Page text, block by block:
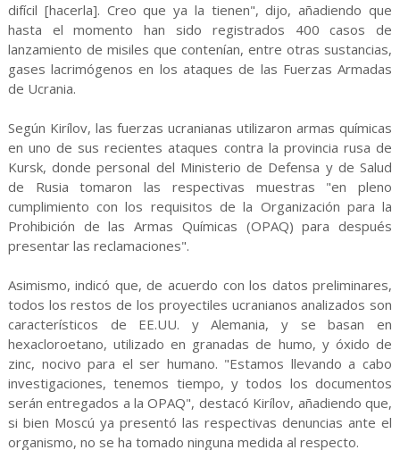
difícil [hacerla]. Creo que ya la tienen", dijo, añadiendo que
hasta el momento han sido registrados 400 casos de
lanzamiento de misiles que contenían, entre otras sustancias,
gases lacrimógenos en los ataques de las Fuerzas Armadas
de Ucrania.
Según Kirílov, las fuerzas ucranianas utilizaron armas químicas
en uno de sus recientes ataques contra la provincia rusa de
Kursk, donde personal del Ministerio de Defensa y de Salud
de Rusia tomaron las respectivas muestras "en pleno
cumplimiento con los requisitos de la Organización para la
Prohibición de las Armas Químicas (OPAQ) para después
presentar las reclamaciones".
Asimismo, indicó que, de acuerdo con los datos preliminares,
todos los restos de los proyectiles ucranianos analizados son
característicos de EE.UU. y Alemania, y se basan en
hexacloroetano, utilizado en granadas de humo, y óxido de
zinc, nocivo para el ser humano. "Estamos llevando a cabo
investigaciones, tenemos tiempo, y todos los documentos
serán entregados a la OPAQ", destacó Kirílov, añadiendo que,
si bien Moscú ya presentó las respectivas denuncias ante el
organismo, no se ha tomado ninguna medida al respecto.